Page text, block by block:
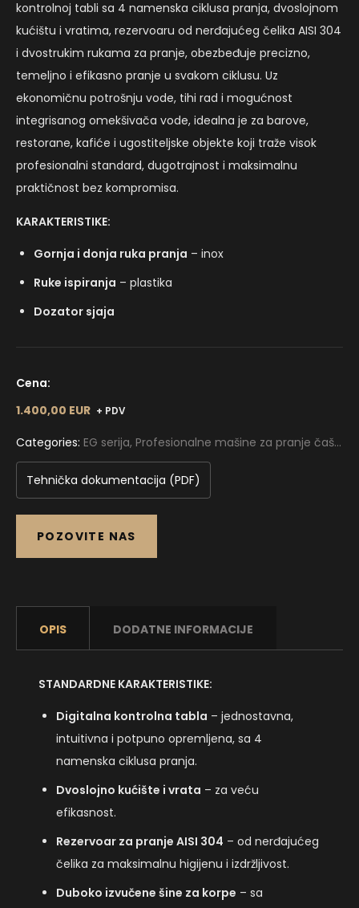
kontrolnoj tabli sa 4 namenska ciklusa pranja, dvoslojnom
kućištu i vratima, rezervoaru od nerđajućeg čelika AISI 304
i dvostrukim rukama za pranje, obezbeđuje precizno,
temeljno i efikasno pranje u svakom ciklusu. Uz
ekonomičnu potrošnju vode, tihi rad i mogućnost
integrisanog omekšivača vode, idealna je za barove,
restorane, kafiće i ugostiteljske objekte koji traže visok
profesionalni standard, dugotrajnost i maksimalnu
praktičnost bez kompromisa.
KARAKTERISTIKE:
Gornja i donja ruka pranja – inox
Ruke ispiranja – plastika
Dozator sjaja
Cena:
1.400,00 EUR + PDV
Categories: EG serija, Profesionalne mašine za pranje čaša
SILANOS,Profesionalne mašine za pranje sudova i čaša
Tehnička dokumentacija (PDF)
POZOVITE NAS
OPIS DODATNE INFORMACIJE
STANDARDNE KARAKTERISTIKE:
Digitalna kontrolna tabla – jednostavna,
intuitivna i potpuno opremljena, sa 4
namenska ciklusa pranja.
Dvoslojno kućište i vrata – za veću
efikasnost.
Rezervoar za pranje AISI 304 – od nerđajućeg
čelika za maksimalnu higijenu i izdržljivost.
Duboko izvučene šine za korpe – sa